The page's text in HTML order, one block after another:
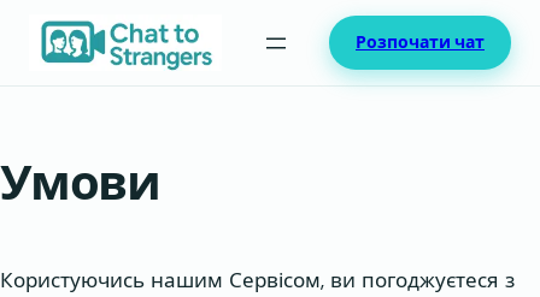
Перейти
Розпочати чат
Умови
Користуючись нашим Сервісом, ви погоджуєтеся з